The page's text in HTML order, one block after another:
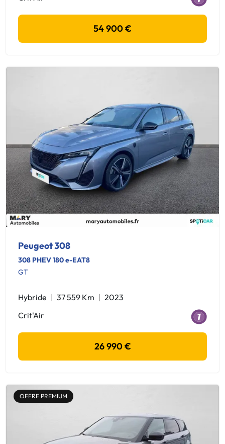
54 900 €
Peugeot 308
308 PHEV 180 e-EAT8
GT
Hybride 37 559 Km
2023
Crit'Air
26 990 €
OFFRE PREMIUM